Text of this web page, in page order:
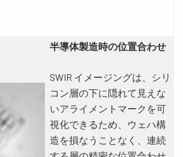
半導体製造時の位置合わせ
SWIR イメージングは、シリ
コン層の下に隠れて見えな
いアライメントマークを可
視化できるため、ウェハ構
造を損なうことなく、連続